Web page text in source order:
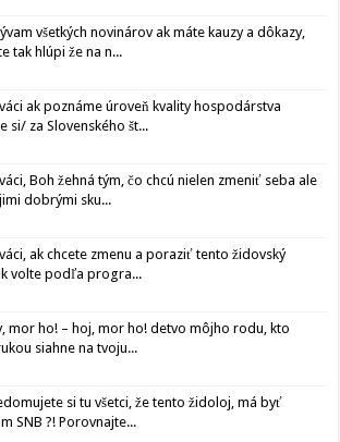
všetkých novinárov ak máte kauzy a dôkazy,
tak hlúpi že na n...
ak poznáme úroveň kvality hospodárstva
si/ za Slovenského št...
Boh žehná tým, čo chcú nielen zmeniť seba ale
dobrými sku...
ak chcete zmenu a poraziť tento židovský
volte podľa progra...
mor ho! – hoj, mor ho! detvo môjho rodu, kto
siahne na tvoju...
si tu všetci, že tento židoloj, má byť
SNB ?! Porovnajte...